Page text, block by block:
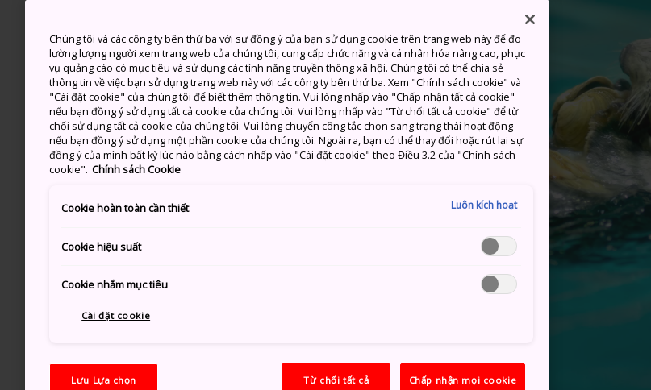
Chúng tôi và các công ty bên thứ ba với sự đồng ý của bạn sử dụng cookie trên trang web này để đo
lường lượng người xem trang web của chúng tôi, cung cấp chức năng và cá nhân hóa nâng cao, phục
vụ quảng cáo có mục tiêu và sử dụng các tính năng truyền thông xã hội. Chúng tôi có thể chia sẻ
thông tin về việc bạn sử dụng trang web này với các công ty bên thứ ba. Xem "Chính sách cookie" và
"Cài đặt cookie" của chúng tôi để biết thêm thông tin. Vui lòng nhấp vào "Chấp nhận tất cả cookie"
nếu bạn đồng ý sử dụng tất cả cookie của chúng tôi. Vui lòng nhấp vào "Từ chối tất cả cookie" để từ
chối sử dụng tất cả cookie của chúng tôi. Vui lòng chuyển công tắc chọn sang trạng thái hoạt động
nếu bạn đồng ý sử dụng một phần cookie của chúng tôi. Ngoài ra, bạn có thể thay đổi hoặc rút lại sự
đồng ý của mình bất kỳ lúc nào bằng cách nhấp vào "Cài đặt cookie" theo Điều 3.2 của "Chính sách
cookie". Chính sách Cookie
Cookie hoàn toàn cần thiết Luôn kích hoạt
Cookie hiệu suất
Cookie nhắm mục tiêu
Cài đặt cookie
Lưu Lựa chọn Từ chối tất cả Chấp nhận mọi cookie